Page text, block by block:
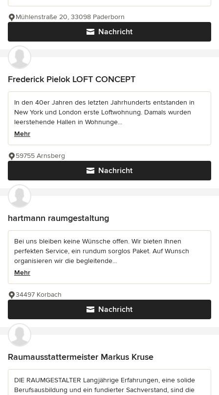
Nachricht
Mühlenstraße 20, 33098 Paderborn
Frederick Pielok LOFT CONCEPT
In den 40er Jahren des letzten Jahrhunderts entstanden in
New York und London erste Loftwohnung. Damals wurden
leerstehende Hallen in Wohnunge...
Mehr
Nachricht
59755 Arnsberg
hartmann raumgestaltung
Bei uns bleiben keine Wünsche offen. Wir bieten Ihnen
perfekten Service, ein rundum sorglos Paket. Auf Wunsch
organisieren wir die begleitende...
Mehr
Nachricht
34497 Korbach
Raumausstattermeister Markus Kruse
DIE RAUMGESTALTER Langjährige Erfahrungen, eine solide
Berufsausbildung und ein fundierter Sachverstand, sind die